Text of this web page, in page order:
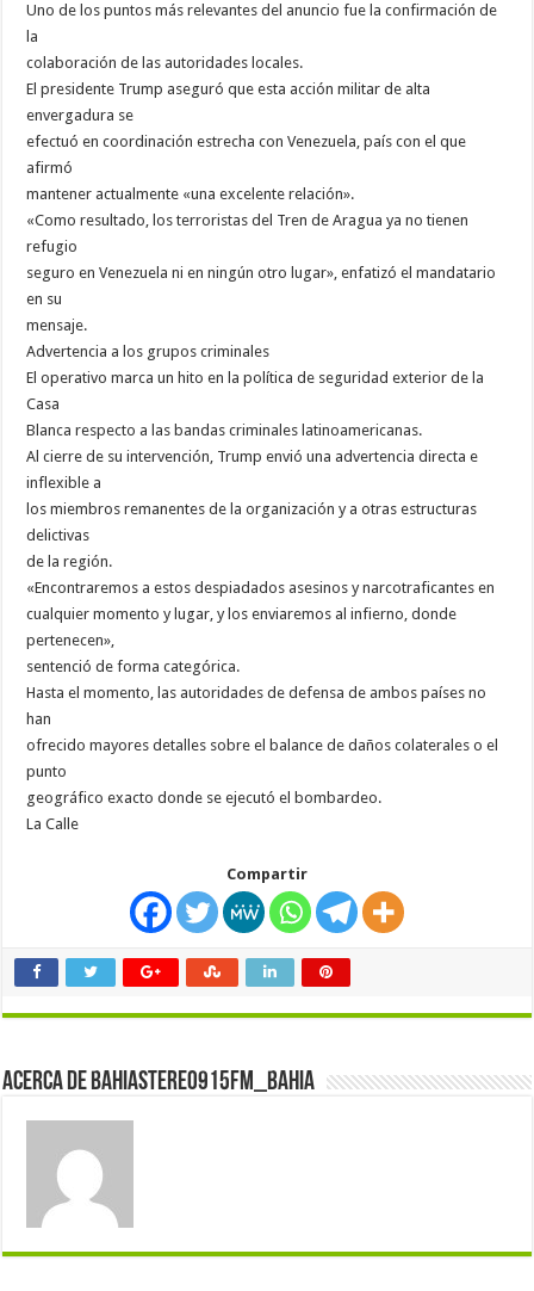
Uno de los puntos más relevantes del anuncio fue la confirmación de
la
colaboración de las autoridades locales.
El presidente Trump aseguró que esta acción militar de alta
envergadura se
efectuó en coordinación estrecha con Venezuela, país con el que
afirmó
mantener actualmente «una excelente relación».
«Como resultado, los terroristas del Tren de Aragua ya no tienen
refugio
seguro en Venezuela ni en ningún otro lugar», enfatizó el mandatario
en su
mensaje.
Advertencia a los grupos criminales
El operativo marca un hito en la política de seguridad exterior de la
Casa
Blanca respecto a las bandas criminales latinoamericanas.
Al cierre de su intervención, Trump envió una advertencia directa e
inflexible a
los miembros remanentes de la organización y a otras estructuras
delictivas
de la región.
«Encontraremos a estos despiadados asesinos y narcotraficantes en
cualquier momento y lugar, y los enviaremos al infierno, donde
pertenecen»,
sentenció de forma categórica.
Hasta el momento, las autoridades de defensa de ambos países no
han
ofrecido mayores detalles sobre el balance de daños colaterales o el
punto
geográfico exacto donde se ejecutó el bombardeo.
La Calle
Compartir
Acerca de bahiastereo915fm_bahia